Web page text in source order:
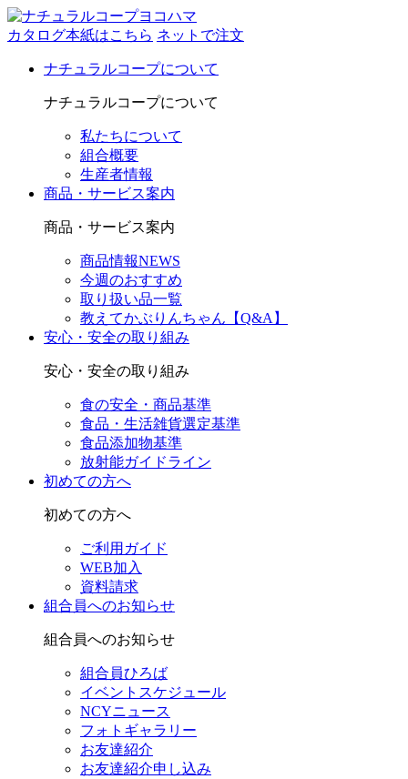
カタログ本紙はこちら ネットで注文
ナチュラルコープについて
ナチュラルコープについて
私たちについて
組合概要
生産者情報
商品・サービス案内
商品・サービス案内
商品情報NEWS
今週のおすすめ
取り扱い品一覧
教えてかぶりんちゃん【Q&A】
安心・安全の取り組み
安心・安全の取り組み
食の安全・商品基準
食品・生活雑貨選定基準
食品添加物基準
放射能ガイドライン
初めての方へ
初めての方へ
ご利用ガイド
WEB加入
資料請求
組合員へのお知らせ
組合員へのお知らせ
組合員ひろば
イベントスケジュール
NCYニュース
フォトギャラリー
お友達紹介
お友達紹介申し込み